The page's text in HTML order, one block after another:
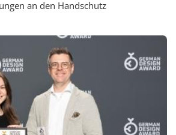
an den Handschutz